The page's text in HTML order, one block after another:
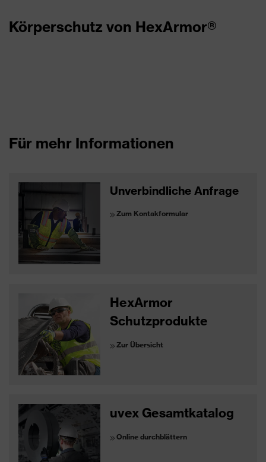
Körperschutz von HexArmor®
Für mehr Informationen
Unverbindliche Anfrage
Zum Kontakformular
HexArmor
Schutzprodukte
Zur Übersicht
uvex Gesamtkatalog
Online durchblättern